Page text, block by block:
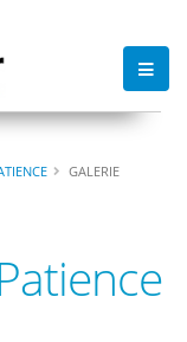
GALERIE